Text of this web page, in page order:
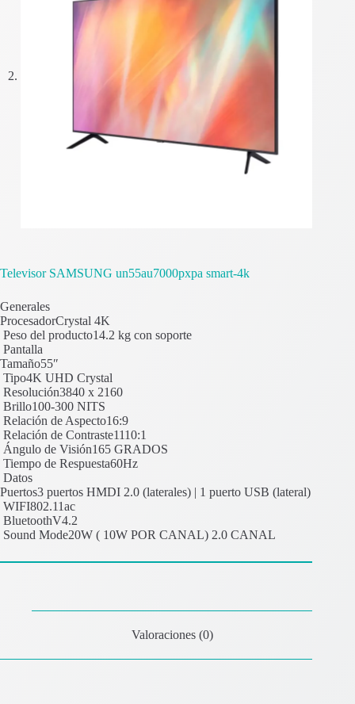
Televisor SAMSUNG un55au7000pxpa smart-4k
Generales
ProcesadorCrystal 4K
Peso del producto14.2 kg con soporte
Pantalla
Tamaño55″
Tipo4K UHD Crystal
Resolución3840 x 2160
Brillo100-300 NITS
Relación de Aspecto16:9
Relación de Contraste1110:1
Ángulo de Visión165 GRADOS
Tiempo de Respuesta60Hz
Datos
Puertos3 puertos HMDI 2.0 (laterales) | 1 puerto USB (lateral)
WIFI802.11ac
BluetoothV4.2
Sound Mode20W ( 10W POR CANAL) 2.0 CANAL
Valoraciones (0)